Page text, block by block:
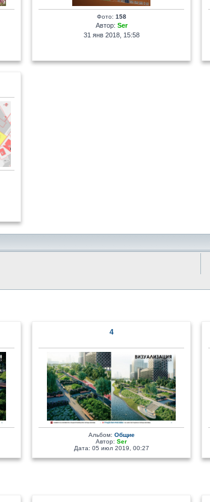
Фото: 158
Автор: Ser
31 янв 2018, 15:58
4
Альбом: Общие
Автор: Ser
Дата: 05 июл 2019, 00:27